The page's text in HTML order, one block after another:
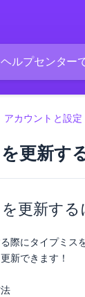
アカウントと設定
更新す
更新する
際にタイプミス
新できます！